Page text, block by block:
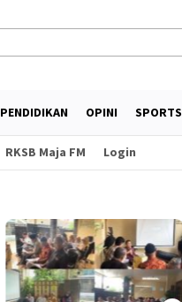
PENDIDIKAN OPINI SPORTS
RKSB Maja FM Login